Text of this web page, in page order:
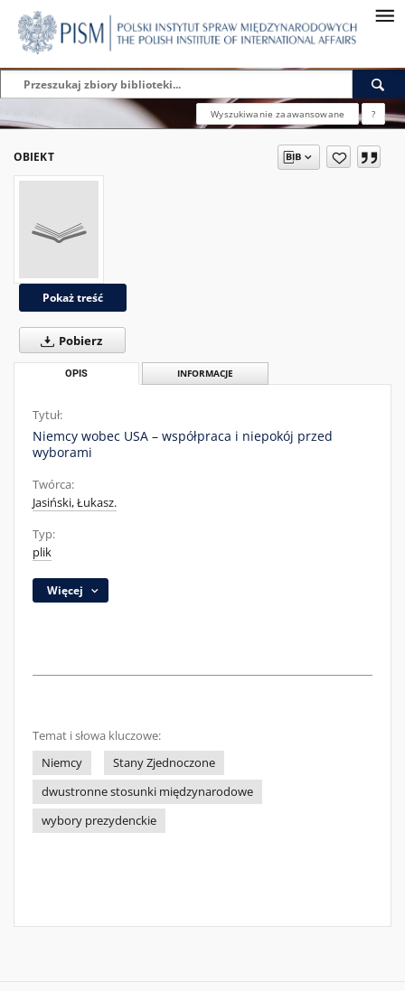
Wyszukiwanie zaawansowane ?
OBIEKT
Pokaż treść
Pobierz
OPIS INFORMACJE
Tytuł:
Niemcy wobec USA – współpraca i niepokój przed
wyborami
Twórca:
Jasiński, Łukasz.
Typ:
plik
Więcej
Temat i słowa kluczowe:
Niemcy
Stany Zjednoczone
dwustronne stosunki międzynarodowe
wybory prezydenckie